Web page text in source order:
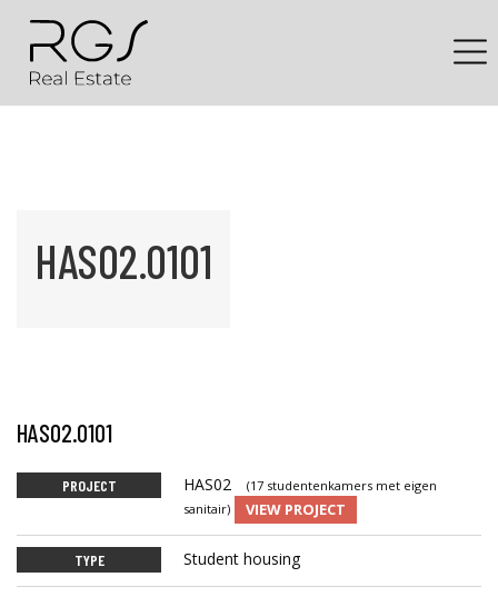
HAS02.0101
HAS02.0101
PROJECT HAS02
(17 studentenkamers met eigen
sanitair)
VIEW PROJECT
TYPE Student housing